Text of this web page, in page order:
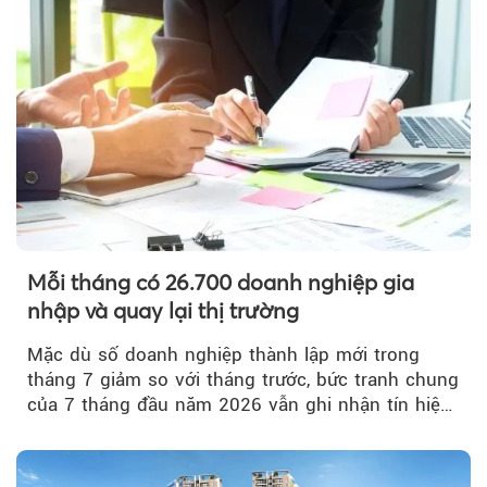
Mỗi tháng có 26.700 doanh nghiệp gia
nhập và quay lại thị trường
Mặc dù số doanh nghiệp thành lập mới trong
tháng 7 giảm so với tháng trước, bức tranh chung
của 7 tháng đầu năm 2026 vẫn ghi nhận tín hiệu